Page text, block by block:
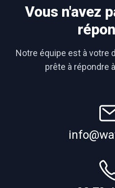
Vous n'avez
Notre équipe est à votre
prête à répondre